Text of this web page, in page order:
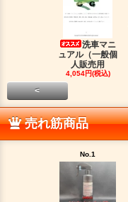
洗車マニ
ュアル（一般個
人販売用
4,054円(税込)
<
売れ筋商品
No.1